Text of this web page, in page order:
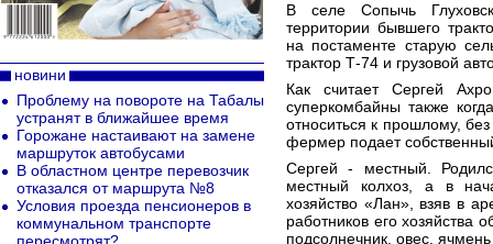
В селе Сопычь
территории бывшего
на постаменте старую
трактор Т-74 и грузовой
Как считает Сергей
суперкомбайны также
относиться к прошлому,
фермер подает
Сергей - местный.
местный колхоз, а в
хозяйство «Лан», взяв в
работников его
подсолнечник, овес,
новини
Проблему на повороте на Табалы
устранят в ближайшее время
Горожане настаивают на замене
маршруток автобусами
В областном центре перевозчик
отказался от маршрута №8
Условия проезда пенсионеров в
коммунальном транспорте